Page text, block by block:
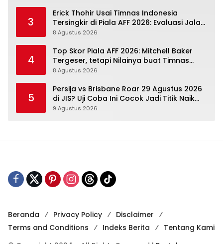
3
Erick Thohir Usai Timnas Indonesia
Tersingkir di Piala AFF 2026: Evaluasi Jalan,
Agenda Berikutnya Sudah Dekat
8 Agustus 2026
4
Top Skor Piala AFF 2026: Mitchell Baker
Tergeser, tetapi Nilainya buat Timnas
Indonesia Justru Naik
8 Agustus 2026
5
Persija vs Brisbane Roar 29 Agustus 2026
di JIS? Uji Coba Ini Cocok Jadi Titik Naik
Macan Kemayoran
9 Agustus 2026
Beranda Privacy Policy
Disclaimer
Terms and Conditions
Indeks Berita
Tentang Kami